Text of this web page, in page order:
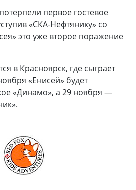
первое гостевое
«СКА-Нефтянику» со
это уже второе поражение
в Красноярск, где сыграет
«Енисей» будет
«Динамо», а 29 ноября —